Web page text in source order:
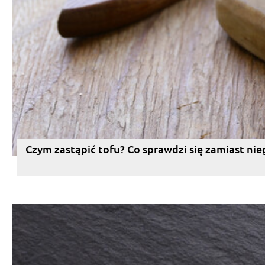
Czym zastąpić tofu? Co sprawdzi się zamiast